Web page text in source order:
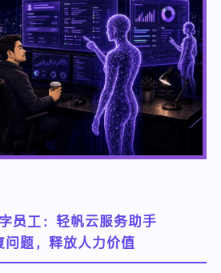
员工：轻帆云服务助手
问题，释放人力价值